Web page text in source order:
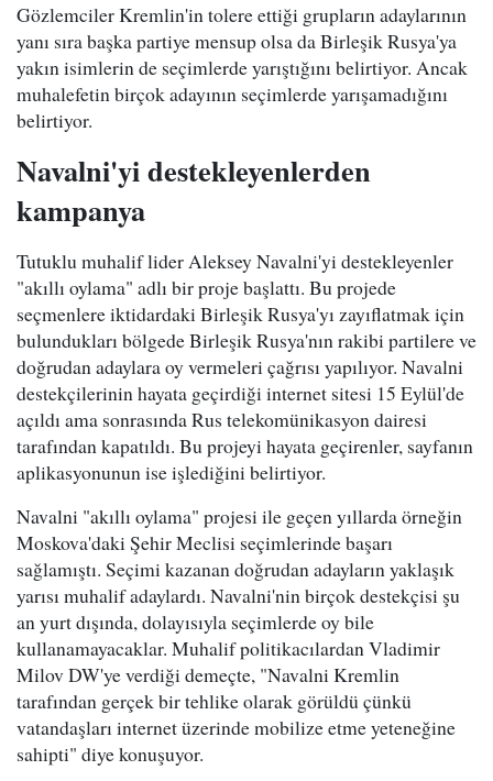
Gözlemciler Kremlin'in tolere ettiği grupların adaylarının
yanı sıra başka partiye mensup olsa da Birleşik Rusya'ya
yakın isimlerin de seçimlerde yarıştığını belirtiyor. Ancak
muhalefetin birçok adayının seçimlerde yarışamadığını
belirtiyor.
Navalni'yi destekleyenlerden
kampanya
Tutuklu muhalif lider Aleksey Navalni'yi destekleyenler
"akıllı oylama" adlı bir proje başlattı. Bu projede
seçmenlere iktidardaki Birleşik Rusya'yı zayıflatmak için
bulundukları bölgede Birleşik Rusya'nın rakibi partilere ve
doğrudan adaylara oy vermeleri çağrısı yapılıyor. Navalni
destekçilerinin hayata geçirdiği internet sitesi 15 Eylül'de
açıldı ama sonrasında Rus telekomünikasyon dairesi
tarafından kapatıldı. Bu projeyi hayata geçirenler, sayfanın
aplikasyonunun ise işlediğini belirtiyor.
Navalni "akıllı oylama" projesi ile geçen yıllarda örneğin
Moskova'daki Şehir Meclisi seçimlerinde başarı
sağlamıştı. Seçimi kazanan doğrudan adayların yaklaşık
yarısı muhalif adaylardı. Navalni'nin birçok destekçisi şu
an yurt dışında, dolayısıyla seçimlerde oy bile
kullanamayacaklar. Muhalif politikacılardan Vladimir
Milov DW'ye verdiği demeçte, "Navalni Kremlin
tarafından gerçek bir tehlike olarak görüldü çünkü
vatandaşları internet üzerinde mobilize etme yeteneğine
sahipti" diye konuşuyor.